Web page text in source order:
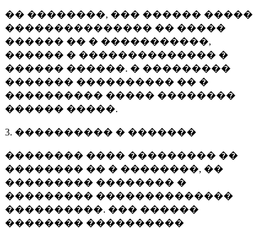
�� ��������, ��� ������ �����
��������������� �� �����
������ �� � �����������,
������ � �������������� �
������ ������. � ���������
������� ���������� �� �
���������� ����� ��������
������ �����.
3. ���������� � �������
�������� ���� ��������� ��
�������� �� � ��������, ��
��������� �������� �
��������� ��������������
����������. ��� ������
�������� ����������